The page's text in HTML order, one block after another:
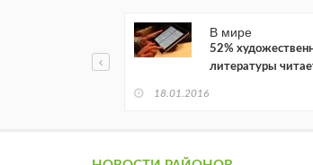
В мире
52%
литературы
18.01.2016